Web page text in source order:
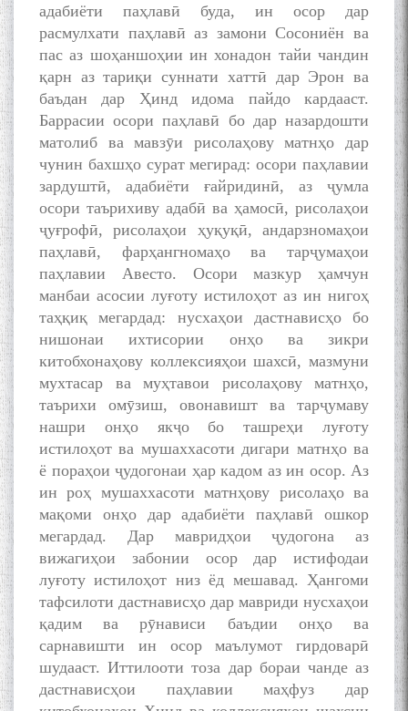
адабиёти паҳлавӣ буда, ин осор дар
расмулхати паҳлавӣ аз замони Сосониён ва
пас аз шоҳаншоҳии ин хонадон тайи чандин
қарн аз тариқи суннати хаттӣ дар Эрон ва
баъдан дар Ҳинд идома пайдо кардааст.
Баррасии осори паҳлавӣ бо дар назардошти
матолиб ва мавзӯи рисолаҳову матнҳо дар
чунин бахшҳо сурат мегирад: осори паҳлавии
зардуштӣ, адабиёти ғайридинӣ, аз ҷумла
осори таърихиву адабӣ ва ҳамосӣ, рисолаҳои
ҷуғрофӣ, рисолаҳои ҳуқуқӣ, андарзномаҳои
паҳлавӣ, фарҳангномаҳо ва тарҷумаҳои
паҳлавии Авесто. Осори мазкур ҳамчун
манбаи асосии луғоту истилоҳот аз ин нигоҳ
таҳқиқ мегардад: нусхаҳои дастнависҳо бо
нишонаи ихтисории онҳо ва зикри
китобхонаҳову коллексияҳои шахсӣ, мазмуни
мухтасар ва муҳтавои рисолаҳову матнҳо,
таърихи омӯзиш, овонавишт ва тарҷумаву
нашри онҳо якҷо бо ташреҳи луғоту
истилоҳот ва мушаххасоти дигари матнҳо ва
ё пораҳои ҷудогонаи ҳар кадом аз ин осор. Аз
ин роҳ мушаххасоти матнҳову рисолаҳо ва
мақоми онҳо дар адабиёти паҳлавӣ ошкор
мегардад. Дар мавридҳои ҷудогона аз
вижагиҳои забонии осор дар истифодаи
луғоту истилоҳот низ ёд мешавад. Ҳангоми
тафсилоти дастнависҳо дар мавриди нусхаҳои
қадим ва рӯнависи баъдии онҳо ва
сарнавишти ин осор маълумот гирдоварӣ
шудааст. Иттилооти тоза дар бораи чанде аз
дастнависҳои паҳлавии маҳфуз дар